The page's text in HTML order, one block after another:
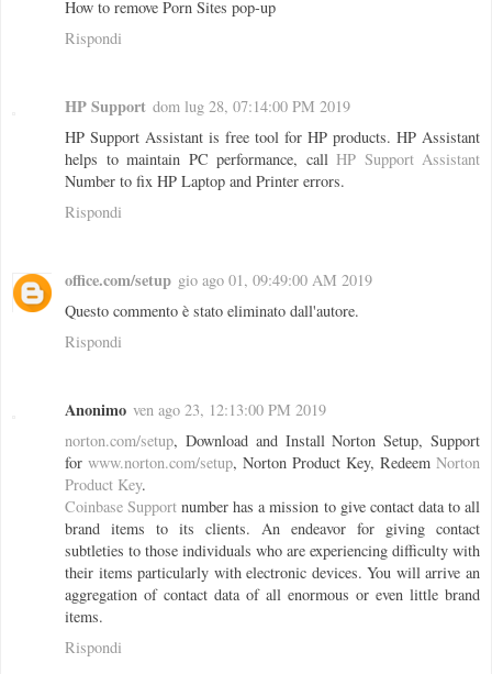
How to remove Porn Sites pop-up
Rispondi
HP Support dom lug 28, 07:14:00 PM 2019
HP Support Assistant is free tool for HP products. HP Assistant
helps to maintain PC performance, call HP Support Assistant
Number to fix HP Laptop and Printer errors.
Rispondi
office.com/setup gio ago 01, 09:49:00 AM 2019
Questo commento è stato eliminato dall'autore.
Rispondi
Anonimo ven ago 23, 12:13:00 PM 2019
norton.com/setup, Download and Install Norton Setup, Support
for www.norton.com/setup, Norton Product Key, Redeem Norton
Product Key.
Coinbase Support number has a mission to give contact data to all
brand items to its clients. An endeavor for giving contact
subtleties to those individuals who are experiencing difficulty with
their items particularly with electronic devices. You will arrive an
aggregation of contact data of all enormous or even little brand
items.
Rispondi